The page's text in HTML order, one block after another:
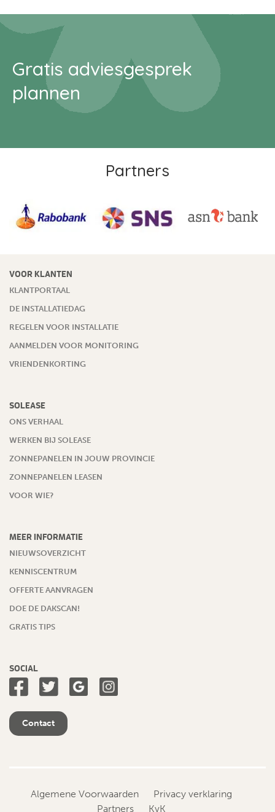
Gratis adviesgesprek
plannen
Partners
VOOR KLANTEN
KLANTPORTAAL
DE INSTALLATIEDAG
REGELEN VOOR INSTALLATIE
AANMELDEN VOOR MONITORING
VRIENDENKORTING
SOLEASE
ONS VERHAAL
WERKEN BIJ SOLEASE
ZONNEPANELEN IN JOUW PROVINCIE
ZONNEPANELEN LEASEN
VOOR WIE?
MEER INFORMATIE
NIEUWSOVERZICHT
KENNISCENTRUM
OFFERTE AANVRAGEN
DOE DE DAKSCAN!
GRATIS TIPS
SOCIAL
Contact
Algemene Voorwaarden
Privacy verklaring
Partners
KvK